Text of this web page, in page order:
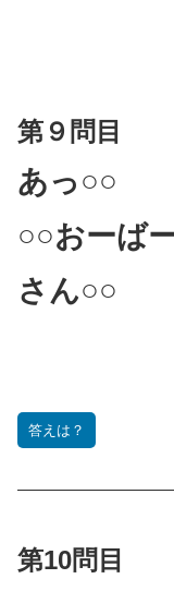
第９問目
あっ○○
○○おーば
さん○○
答えは？
第10問目